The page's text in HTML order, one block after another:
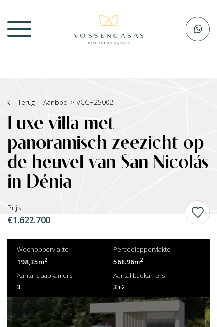
Terug | Aanbod > VCCH25002
Luxe villa met
panoramisch zeezicht op
de heuvel van San Nicolás
in Dénia
Prijs
€1.622.700
Woonoppervlakte
198,35m2
Perceeloppervlakte
568.96m2
Aantal slaapkamers
3
Aantal badkamers
3+2